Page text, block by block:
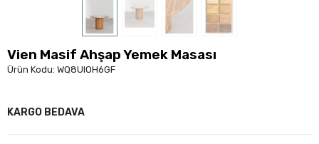
Vien Masif Ahşap Yemek Masası
Ürün Kodu: WQ8UIOH6GF
KARGO BEDAVA